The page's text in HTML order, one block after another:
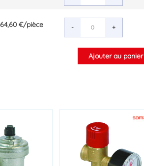
€/pièce - +
Ajouter au panier